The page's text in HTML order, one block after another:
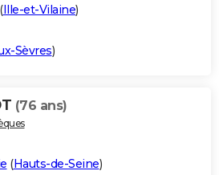
(Ille-et-Vilaine)
Sèvres)
(76 ans)
(Hauts-de-Seine)